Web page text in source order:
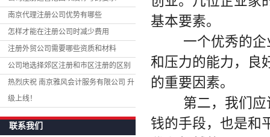
南京代理注册公司优势有哪些
怎样才能在注册公司时减少费用
注册外贸公司需要哪些资质和材料
公司地选择郊区注册和市区注册的区别
热烈庆祝 南京雅风会计服务有限公司 升
级上线！
联系我们
基本要素。
一个优秀的企
和压力的能力，良
的重要因素。
第二，我们应
钱的手段，也是和